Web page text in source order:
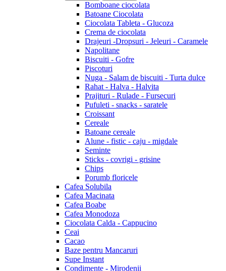
Bomboane ciocolata
Batoane Ciocolata
Ciocolata Tableta - Glucoza
Crema de ciocolata
Drajeuri -Dropsuri - Jeleuri - Caramele
Napolitane
Biscuiti - Gofre
Piscoturi
Nuga - Salam de biscuiti - Turta dulce
Rahat - Halva - Halvita
Prajituri - Rulade - Fursecuri
Pufuleti - snacks - saratele
Croissant
Cereale
Batoane cereale
Alune - fistic - caju - migdale
Seminte
Sticks - covrigi - grisine
Chips
Porumb floricele
Cafea Solubila
Cafea Macinata
Cafea Boabe
Cafea Monodoza
Ciocolata Calda - Cappucino
Ceai
Cacao
Baze pentru Mancaruri
Supe Instant
Condimente - Mirodenii